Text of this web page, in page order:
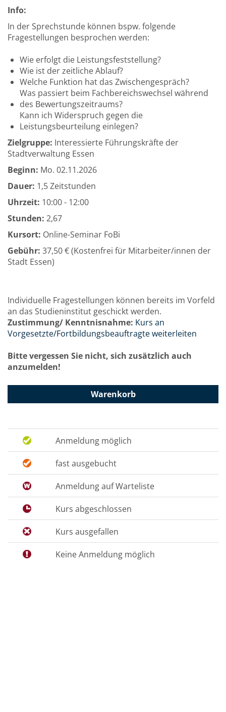
Info:
In der Sprechstunde können bspw. folgende
Fragestellungen besprochen werden:
Wie erfolgt die Leistungsfeststellung?
Wie ist der zeitliche Ablauf?
Welche Funktion hat das Zwischengespräch?
Was passiert beim Fachbereichswechsel während
des Bewertungszeitraums?
Kann ich Widerspruch gegen die
Leistungsbeurteilung einlegen?
Zielgruppe: Interessierte Führungskräfte der
Stadtverwaltung Essen
Beginn: Mo. 02.11.2026
Dauer: 1,5 Zeitstunden
Uhrzeit: 10:00 - 12:00
Stunden: 2,67
Kursort: Online-Seminar FoBi
Gebühr: 37,50 € (Kostenfrei für Mitarbeiter/innen der
Stadt Essen)
Individuelle Fragestellungen können bereits im Vorfeld
an das Studieninstitut geschickt werden.
Zustimmung/ Kenntnisnahme: Kurs an
Vorgesetzte/Fortbildungsbeauftragte weiterleiten
Bitte vergessen Sie nicht, sich zusätzlich auch
anzumelden!
Warenkorb
Anmeldung möglich
fast ausgebucht
Anmeldung auf Warteliste
Kurs abgeschlossen
Kurs ausgefallen
Keine Anmeldung möglich